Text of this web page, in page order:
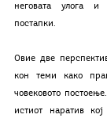
неговата улога и
постапки.
Овие две
кон теми како
човековото
истиот наратив